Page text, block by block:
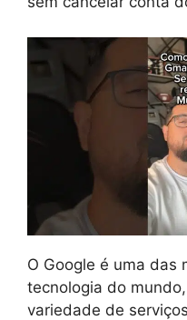
O Google é uma das
tecnologia do
variedade de